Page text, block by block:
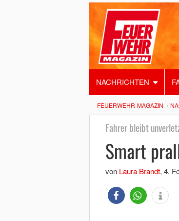
NACHRICHTEN
FEUERWEHR-MAGAZIN
Fahrer bleibt
Smart
von Laura Brandt, 4.